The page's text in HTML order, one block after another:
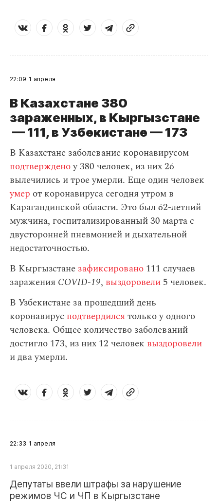
22:09 1 апреля
В Казахстане 380
зараженных, в Кыргызстане
— 111, в Узбекистане — 173
В Казахстане заболевание коронавирусом
подтвержденоу 380 человек, из них 26
вылечились и трое умерли. Еще один человек
умер от коронавируса сегодня утром в
Карагандинской области. Это был 62-летний
мужчина, госпитализированный 30 марта с
двусторонней пневмонией и дыхательной
недостаточностью.
В Кыргызстане зафиксировано 111 случаев
заражения СOVID-19, выздоровели 5 человек.
В Узбекистане за прошедший день
коронавирус подтвердился только у одного
человека. Общее количество заболеваний
достигло 173, из них 12 человек выздоровели
и два умерли.
22:33 1 апреля
1 апреля 2020, 21:31
Депутаты ввели штрафы за нарушение
режимов ЧС и ЧП в Кыргызстане